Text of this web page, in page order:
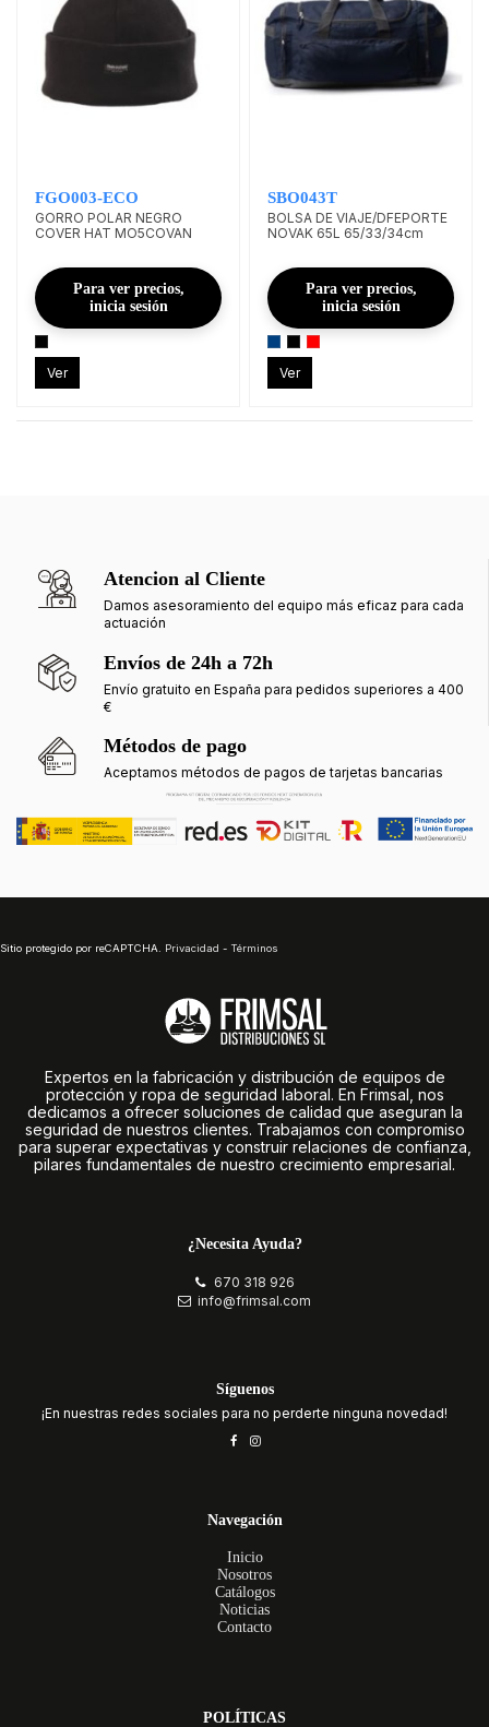
FGO003-ECO
GORRO POLAR NEGRO
COVER HAT MO5COVAN
Para ver precios,
inicia sesión
Ver
SBO043T
BOLSA DE VIAJE/DFEPORTE
NOVAK 65L 65/33/34cm
Para ver precios,
inicia sesión
Ver
Atencion al Cliente
Damos asesoramiento del equipo más eficaz para cada
actuación
Envíos de 24h a 72h
Envío gratuito en España para pedidos superiores a 400
€
Métodos de pago
Aceptamos métodos de pagos de tarjetas bancarias
¿Necesita Ayuda?
670 318 926
info@frimsal.com
Síguenos
¡En nuestras redes sociales para no perderte ninguna novedad!
Navegación
Inicio
Nosotros
Catálogos
Noticias
Contacto
POLÍTICAS
Expertos en la fabricación y distribución de equipos de
protección y ropa de seguridad laboral. En Frimsal, nos
dedicamos a ofrecer soluciones de calidad que aseguran la
seguridad de nuestros clientes. Trabajamos con compromiso
para superar expectativas y construir relaciones de confianza,
pilares fundamentales de nuestro crecimiento empresarial.
Sitio protegido por reCAPTCHA. Privacidad - Términos